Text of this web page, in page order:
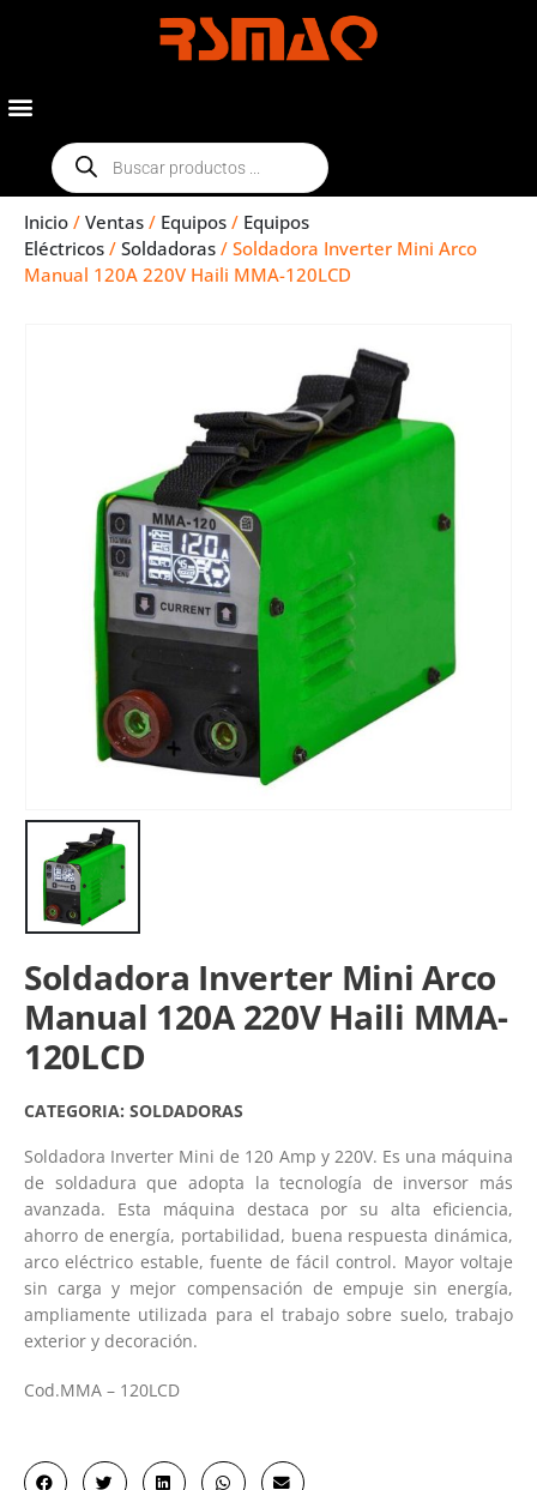
Inicio / Ventas / Equipos / Equipos
Eléctricos / Soldadoras / Soldadora Inverter Mini Arco
Manual 120A 220V Haili MMA-120LCD
Soldadora Inverter Mini Arco
Manual 120A 220V Haili MMA-
120LCD
CATEGORIA: SOLDADORAS
Soldadora Inverter Mini de 120 Amp y 220V. Es una máquina
de soldadura que adopta la tecnología de inversor más
avanzada. Esta máquina destaca por su alta eficiencia,
ahorro de energía, portabilidad, buena respuesta dinámica,
arco eléctrico estable, fuente de fácil control. Mayor voltaje
sin carga y mejor compensación de empuje sin energía,
ampliamente utilizada para el trabajo sobre suelo, trabajo
exterior y decoración.
Cod.MMA – 120LCD